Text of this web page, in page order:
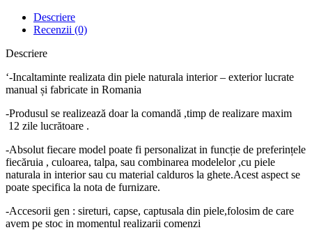
Descriere
Recenzii (0)
Descriere
‘-Incaltaminte realizata din piele naturala interior – exterior lucrate
manual și fabricate in Romania
-Produsul se realizează doar la comandă ,timp de realizare maxim
12 zile lucrătoare .
-Absolut fiecare model poate fi personalizat in funcție de preferințele
fiecăruia , culoarea, talpa, sau combinarea modelelor ,cu piele
naturala in interior sau cu material calduros la ghete.Acest aspect se
poate specifica la nota de furnizare.
-Accesorii gen : sireturi, capse, captusala din piele,folosim de care
avem pe stoc in momentul realizarii comenzi